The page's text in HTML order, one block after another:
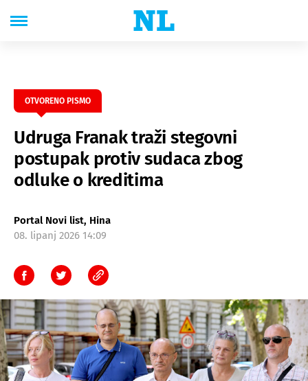
OTVORENO PISMO
Udruga Franak traži stegovni
postupak protiv sudaca zbog
odluke o kreditima
Portal Novi list, Hina
08. lipanj 2026 14:09